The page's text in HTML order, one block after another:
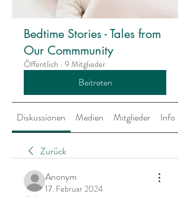
Bedtime Stories - Tales from
Our Commmunity
Öffentlich · 9 Mitglieder
Beitreten
Diskussionen Medien Mitglieder Info
Zurück
Anonym
17. Februar 2024